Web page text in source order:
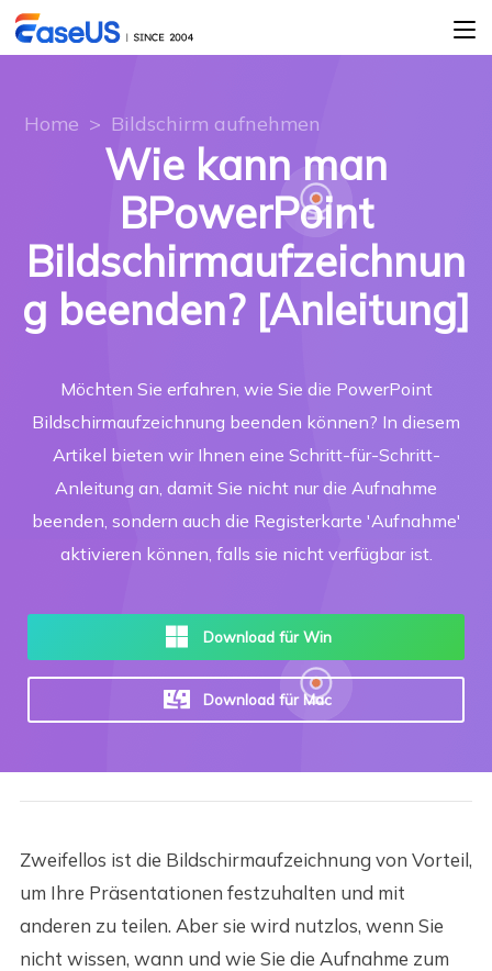
Home > Bildschirm aufnehmen
Wie kann man
BPowerPoint
Bildschirmaufzeichnun
g beenden? [Anleitung]
Möchten Sie erfahren, wie Sie die PowerPoint
Bildschirmaufzeichnung beenden können? In diesem
Artikel bieten wir Ihnen eine Schritt-für-Schritt-
Anleitung an, damit Sie nicht nur die Aufnahme
beenden, sondern auch die Registerkarte 'Aufnahme'
aktivieren können, falls sie nicht verfügbar ist.
Download für Win
Download für Mac
Zweifellos ist die Bildschirmaufzeichnung von Vorteil,
um Ihre Präsentationen festzuhalten und mit
anderen zu teilen. Aber sie wird nutzlos, wenn Sie
nicht wissen, wann und wie Sie die Aufnahme zum